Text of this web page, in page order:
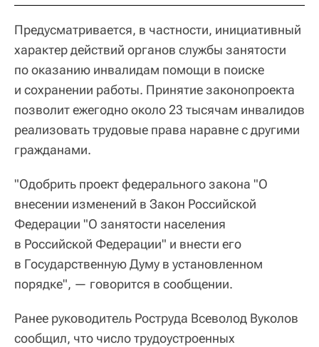
Предусматривается, в частности, инициативный
характер действий органов службы занятости
по оказанию инвалидам помощи в поиске
и сохранении работы. Принятие законопроекта
позволит ежегодно около 23 тысячам инвалидов
реализовать трудовые права наравне с другими
гражданами.
"Одобрить проект федерального закона "О
внесении изменений в Закон Российской
Федерации "О занятости населения
в Российской Федерации" и внести его
в Государственную Думу в установленном
порядке", — говорится в сообщении.
Ранее руководитель Роструда Всеволод Вуколов
сообщил, что число трудоустроенных